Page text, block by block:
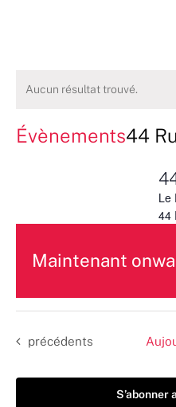
Aucun résultat trouvé.
Évènements44
Le
44
Maintenant
une
date.
Évènements
précédents
S’abonner